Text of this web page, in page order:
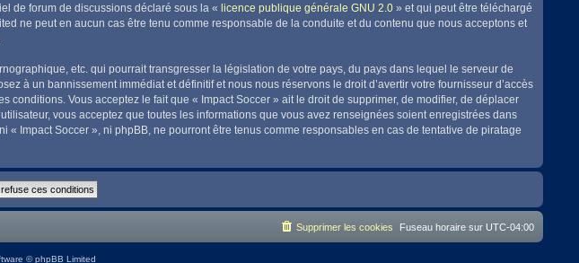
de forum de discussions déclaré sous la «licence publique générale GNU 2.0 » et qui peut être téléchargé
ne peut en aucun cas être tenu comme responsable de la conduite et du contenu que nous acceptons et
etc. qui pourrait transgresser la législation de votre pays, du pays dans lequel le serveur de
à un bannissement immédiat et définitif et nous nous réservons le droit d’avertir votre fournisseur d’accès
conditions. Vous acceptez le fait que « Impact Soccer » ait le droit de supprimer, de modifier, de déplacer
vous acceptez que toutes les informations que vous avez renseignées soient enregistrées dans
Impact Soccer », ni phpBB, ne pourront être tenus comme responsables en cas de tentative de piratage
Fuseau horaire sur UTC-04:00
Supprimer les cookies
© phpBB Limited